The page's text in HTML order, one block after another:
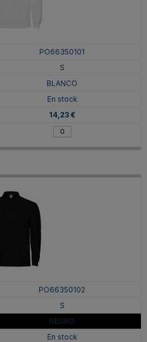
PO66350101
S
BLANCO
En stock
14,23 €
PO66350102
S
NEGRO
En stock